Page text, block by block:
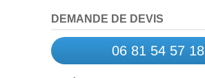
DEMANDE DE DEVIS
06 81 54 57 18